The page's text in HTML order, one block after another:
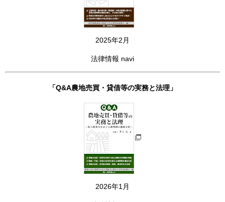
2025年2月
法律情報 navi
「Q&A農地売買・貸借等の実務と法理」
2026年1月